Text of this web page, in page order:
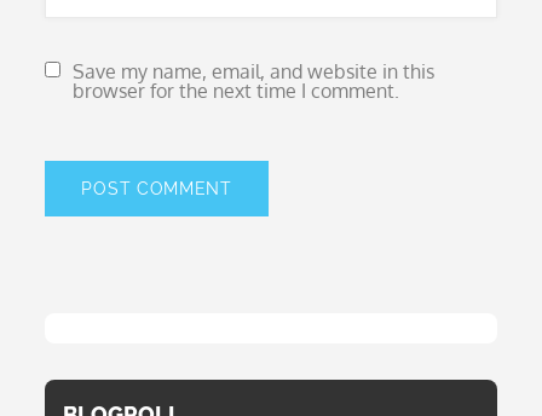
Save my name, email, and website in this
browser for the next time I comment.